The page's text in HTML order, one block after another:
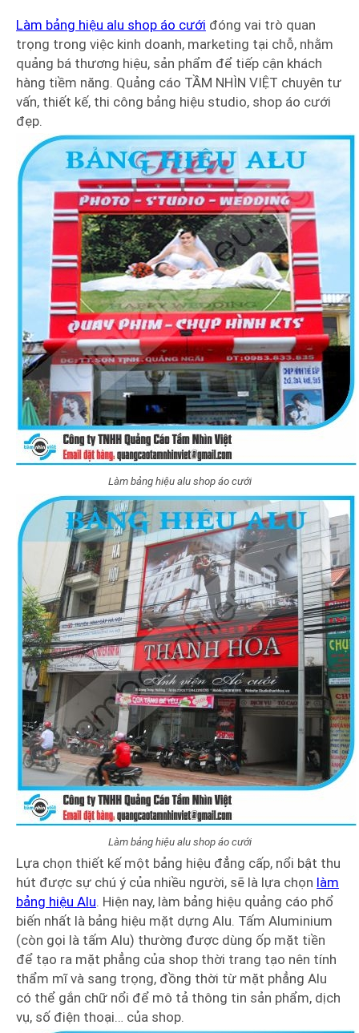
Làm bảng hiệu alu shop áo cưới đóng vai trò quan
trọng trong việc kinh doanh, marketing tại chỗ, nhằm
quảng bá thương hiệu, sản phẩm để tiếp cận khách
hàng tiềm năng. Quảng cáo TẦM NHÌN VIỆT chuyên tư
vấn, thiết kế, thi công bảng hiệu studio, shop áo cưới
đẹp.
Làm bảng hiệu alu shop áo cưới
Làm bảng hiệu alu shop áo cưới
Lựa chọn thiết kế một bảng hiệu đẳng cấp, nổi bật thu
hút được sự chú ý của nhiều người, sẽ là lựa chọn làm
bảng hiệu Alu. Hiện nay, làm bảng hiệu quảng cáo phổ
biến nhất là bảng hiệu mặt dựng Alu. Tấm Aluminium
(còn gọi là tấm Alu) thường được dùng ốp mặt tiền
để tạo ra mặt phẳng của shop thời trang tạo nên tính
thẩm mĩ và sang trọng, đồng thời từ mặt phẳng Alu
có thể gắn chữ nổi để mô tả thông tin sản phẩm, dịch
vụ, số điện thoại… của shop.